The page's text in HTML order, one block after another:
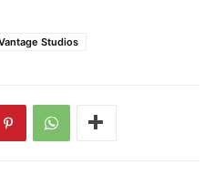
Studios